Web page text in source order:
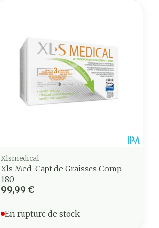
Xlsmedical
Xls Med. Capt.de Graisses Comp
180
99,99 €
En rupture de stock